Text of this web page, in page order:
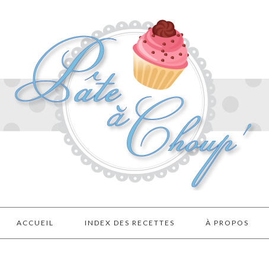
ACCUEIL INDEX DES RECETTES À PROPOS